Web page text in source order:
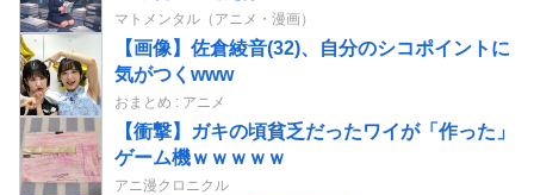
マトメンタル（アニメ・漫画）
【画像】佐倉綾音(32)、自分のシコポイントに
気がつくwww
おまとめ : アニメ
【衝撃】ガキの頃貧乏だったワイが「作った」
ゲーム機ｗｗｗｗｗ
アニ漫クロニクル